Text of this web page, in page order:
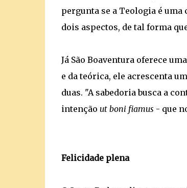
pergunta se a Teologia é
dois aspectos, de tal forma
Já São Boaventura oferece
e da teórica, ele acrescenta
duas. "A sabedoria busca a
intenção ut boni fiamus - que
Felicidade plena